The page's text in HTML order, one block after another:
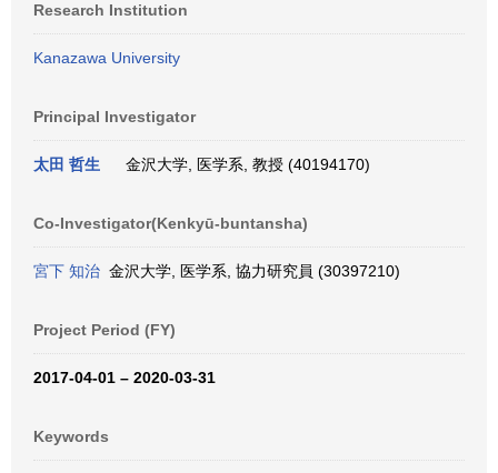
Research Institution
Kanazawa University
Principal Investigator
太田 哲生 金沢大学, 医学系, 教授 (40194170)
Co-Investigator(Kenkyū-buntansha)
宮下 知治 金沢大学, 医学系, 協力研究員 (30397210)
Project Period (FY)
2017-04-01 – 2020-03-31
Keywords